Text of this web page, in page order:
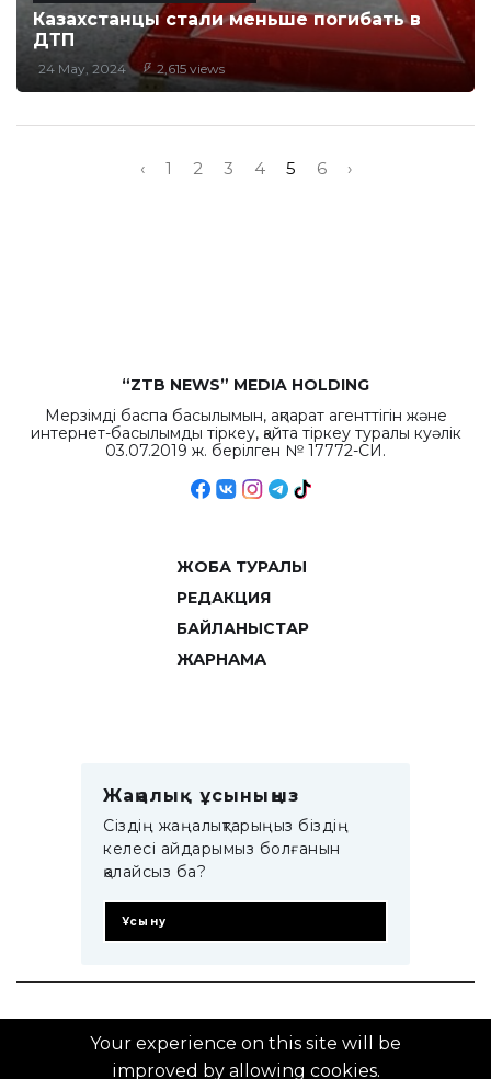
Казахстанцы стали меньше погибать в
ДТП
24 May, 2024 2,615 views
‹ 1 2 3 4 5 6 ›
“ZTB NEWS” MEDIA HOLDING
Мерзімді баспа басылымын, ақпарат агенттігін және
интернет-басылымды тіркеу, қайта тіркеу туралы куәлік
03.07.2019 ж. берілген № 17772-СИ.
ЖОБА ТУРАЛЫ
РЕДАКЦИЯ
БАЙЛАНЫСТАР
ЖАРНАМА
Жаңалық ұсыныңыз
Сіздің жаңалықтарыңыз біздің
келесі айдарымыз болғанын
қалайсыз ба?
Ұсыну
© 2014–2025 ZTB.KZ
Your experience on this site will be
improved by allowing cookies.